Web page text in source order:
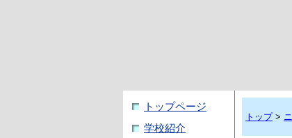
トップページ
学校紹介
トップ>